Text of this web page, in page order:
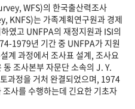
WFS)의 한국출산력조사
는 가족계획연구원과 경제
였고 UNFPA의 재정지원과 ISI의
1979년 기간 중 UNFPA가 지원
계 과정에서 조사표 설계, 조사요
조사본부 자문단 소속의 J. Y.
과정을 거처 완결되었으며, 1974
사를 수행하는데 긴요한 기초자